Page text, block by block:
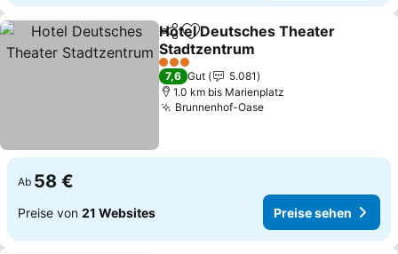
TeilenZu Favoriten hinzufügen
Hotel Deutsches Theater
Stadtzentrum
3 Sterne
7,6 Gut
5.081
1.0 km bis Marienplatz
Brunnenhof-Oase
Ab 58 €
Preise von 21 Websites Preise sehen